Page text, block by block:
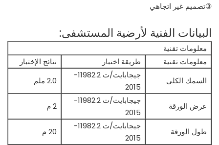
③تصميم غير اتجاهي
البيانات الفنية لأرضية المستشفى:
معلومات تقنية
معلومات تقنية
طريقة اختبار
نتائج الإختبار
السمك الكلي
جيجابايت/ت 11982.2-
2015
2.0 ملم
عرض الورقة
جيجابايت/ت 11982.2-
2015
2 م
طول الورقة
جيجابايت/ت 11982.2-
2015
20 م